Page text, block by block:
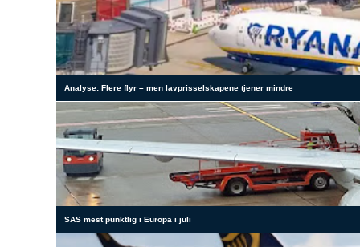
Analyse: Flere flyr – men lavprisselskapene tjener mindre
SAS mest punktlig i Europa i juli